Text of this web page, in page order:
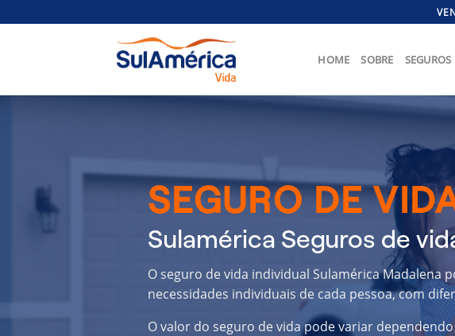
to
HOME SOBRE SEGUROS
SEGURO DE
Sulamérica Seguros de
O seguro de vida individual Sulamérica Madalena
necessidades individuais de cada pessoa, com
O valor do seguro de vida pode variar